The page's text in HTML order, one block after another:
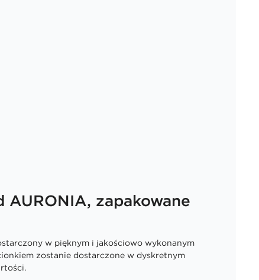
zapakowane
w pięknym i jakościowo wykonanym
zostanie dostarczone w dyskretnym